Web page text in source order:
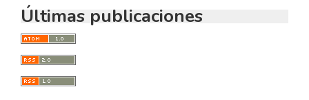
Últimas publicaciones